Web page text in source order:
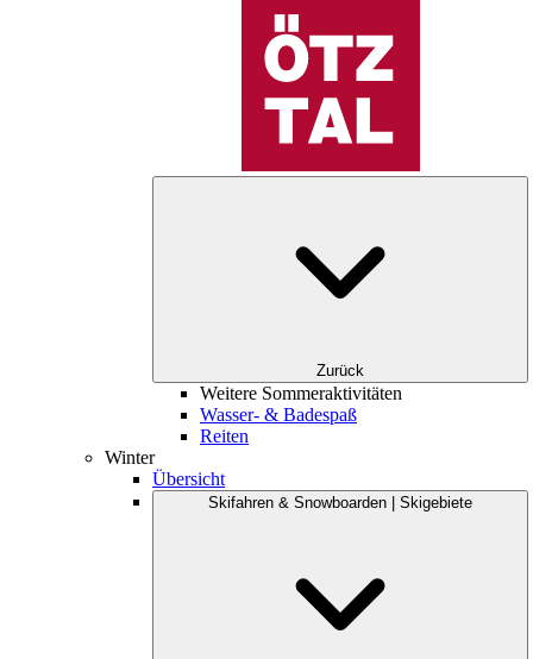
Zurück
Weitere Sommeraktivitäten
Wasser- & Badespaß
Reiten
Winter
Übersicht
Skifahren & Snowboarden | Skigebiete